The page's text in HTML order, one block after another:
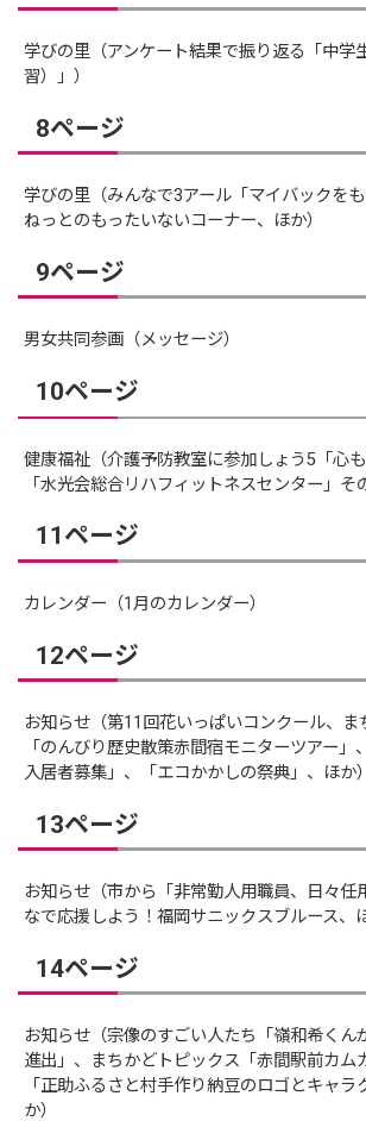
学びの里（アンケート結果で振り返る「中学
習）」）
8ページ
学びの里（みんなで3アール「マイバックを
ねっとのもったいないコーナー、ほか）
9ページ
男女共同参画（メッセージ）
10ページ
健康福祉（介護予防教室に参加しょう5「心
「水光会総合リハフィットネスセンター」そ
11ページ
カレンダー（1月のカレンダー）
12ページ
お知らせ（第11回花いっぱいコンクール、ま
「のんびり歴史散策赤間宿モニターツアー」
入居者募集」、「エコかかしの祭典」、ほか）
13ページ
お知らせ（市から「非常勤人用職員、日々任
なで応援しよう！福岡サニックスブルース、
14ページ
お知らせ（宗像のすごい人たち「嶺和希くん
進出」、まちかどトピックス「赤間駅前カム
「正助ふるさと村手作り納豆のロゴとキャラ
か）